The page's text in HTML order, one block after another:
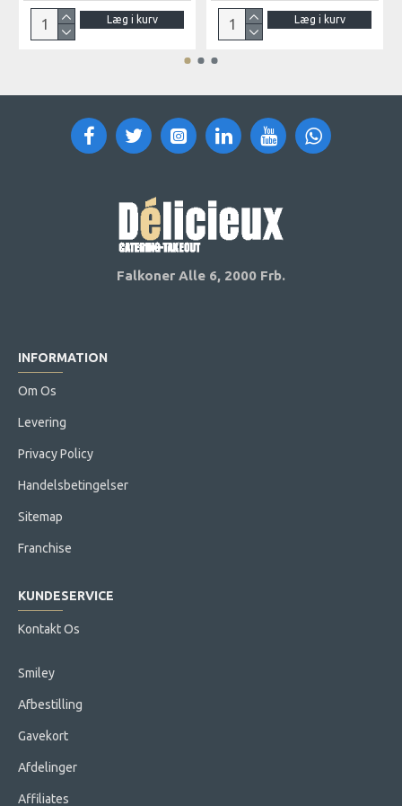
Læg i kurv Læg i kurv
Falkoner Alle 6, 2000 Frb.
INFORMATION
Om Os
Levering
Privacy Policy
Handelsbetingelser
Sitemap
Franchise
KUNDESERVICE
Kontakt Os
Smiley
Afbestilling
Gavekort
Afdelinger
Affiliates